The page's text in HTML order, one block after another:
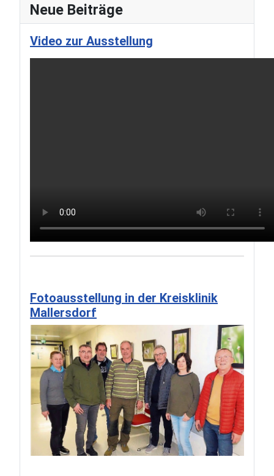
Neue Beiträge
Video zur Ausstellung
Fotoausstellung in der Kreisklinik
Mallersdorf